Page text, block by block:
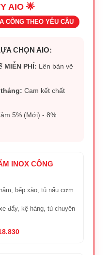
AIO 🌟
CÔNG THEO YÊU CẦU
CHỌN AIO:
MIỄN PHÍ: Lên bản vẽ
Cam kết chất
5% (Mới) - 8%
INOX CÔNG
bếp xào, tủ nấu cơm
đẩy, kệ hàng, tủ chuyên